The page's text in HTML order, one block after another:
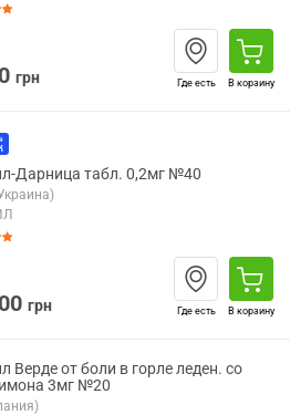
грн Где есть В корзину
Дарница табл. 0,2мг №40
грн Где есть В корзину
Верде от боли в горле леден. со
3мг №20